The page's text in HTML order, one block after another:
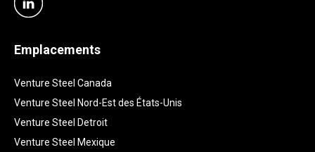
Emplacements
Venture Steel Canada
Venture Steel Nord-Est des États-Unis
Venture Steel Detroit
Venture Steel Mexique